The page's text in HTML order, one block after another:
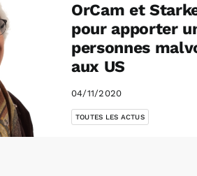
OrCam et
pour apporter
personnes
aux US
04/11/2020
TOUTES LES ACTUS